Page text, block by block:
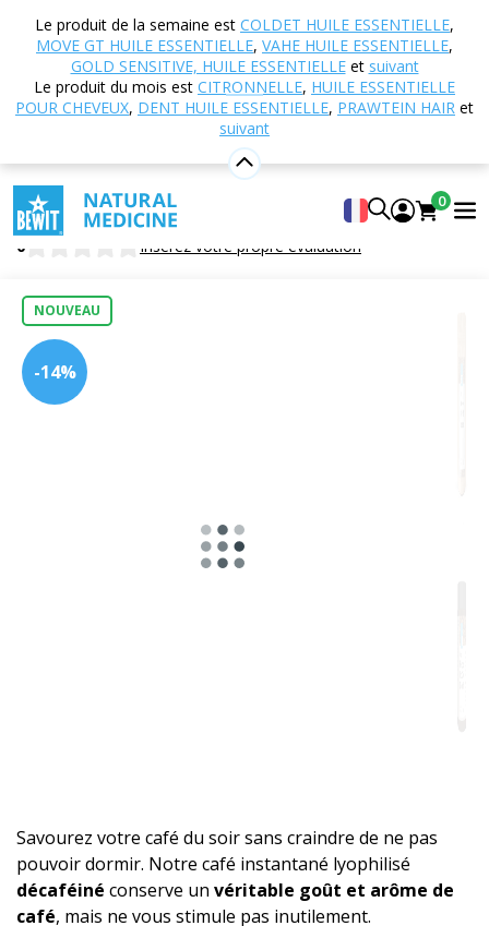
Le produit de la semaine est COLDET HUILE ESSENTIELLE,
MOVE GT HUILE ESSENTIELLE, VAHE HUILE ESSENTIELLE,
GOLD SENSITIVE, HUILE ESSENTIELLEet suivant
Le produit du mois est CITRONNELLE, HUILE ESSENTIELLE
POUR CHEVEUX, DENT HUILE ESSENTIELLE, PRAWTEIN HAIR et
suivant
0
Boutique en ligne
compléments alimentaires
Cafés Cafés
Café
instantané lyophilisé décaféiné
Café instantané lyophilisé décaféiné
Denrée alimentaire
Freeze-dried Instant Coffee Decaffeinated
0 Insérez votre propre évaluation
NOUVEAU
-14%
Savourez votre café du soir sans craindre de ne pas
pouvoir dormir. Notre café instantané lyophilisé
décaféiné conserve un véritable goût et arôme de
café, mais ne vous stimule pas inutilement.